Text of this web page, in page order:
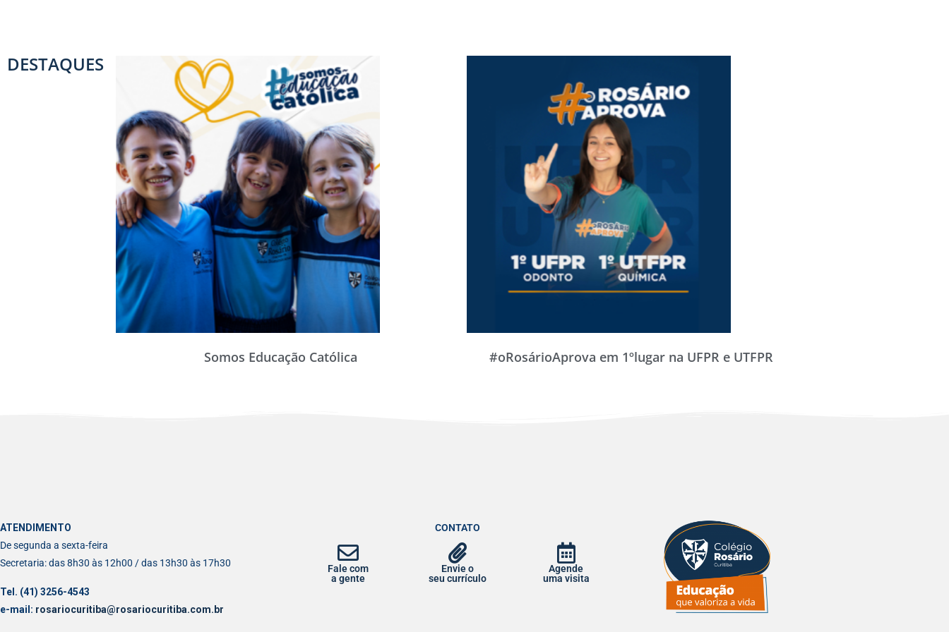
DESTAQUES
Somos Educação Católica #oRosárioAprova em 1ºlugar na UFPR e UTFPR
ATENDIMENTO
De segunda a sexta-feira
Secretaria: das 8h30 às 12h00 / das 13h30 às 17h30
Tel. (41) 3256-4543
e-mail: rosariocuritiba@rosariocuritiba.com.br
CONTATO
Fale com
a gente
Envie o
seu currículo
Agende
uma visita